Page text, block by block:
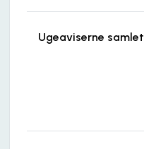
Ugeaviserne samlet